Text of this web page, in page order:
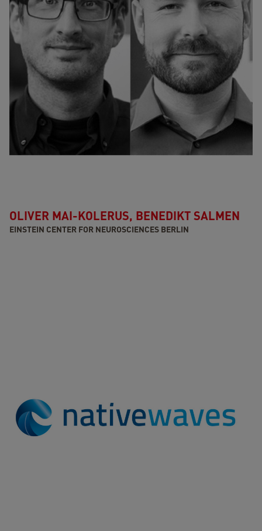
OLIVER MAI-KOLERUS, BENEDIKT SALMEN
EINSTEIN CENTER FOR NEUROSCIENCES BERLIN